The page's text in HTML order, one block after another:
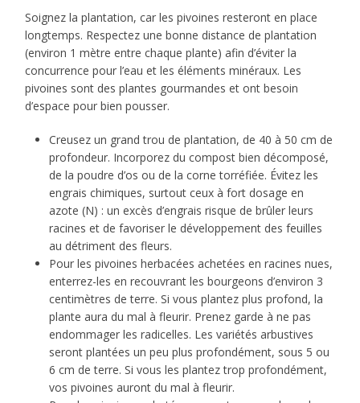
Soignez la plantation, car les pivoines resteront en place
longtemps. Respectez une bonne distance de plantation
(environ 1 mètre entre chaque plante) afin d’éviter la
concurrence pour l’eau et les éléments minéraux. Les
pivoines sont des plantes gourmandes et ont besoin
d’espace pour bien pousser.
Creusez un grand trou de plantation, de 40 à 50 cm de
profondeur. Incorporez du compost bien décomposé,
de la poudre d’os ou de la corne torréfiée. Évitez les
engrais chimiques, surtout ceux à fort dosage en
azote (N) : un excès d’engrais risque de brûler leurs
racines et de favoriser le développement des feuilles
au détriment des fleurs.
Pour les pivoines herbacées achetées en racines nues,
enterrez-les en recouvrant les bourgeons d’environ 3
centimètres de terre. Si vous plantez plus profond, la
plante aura du mal à fleurir. Prenez garde à ne pas
endommager les radicelles. Les variétés arbustives
seront plantées un peu plus profondément, sous 5 ou
6 cm de terre. Si vous les plantez trop profondément,
vos pivoines auront du mal à fleurir.